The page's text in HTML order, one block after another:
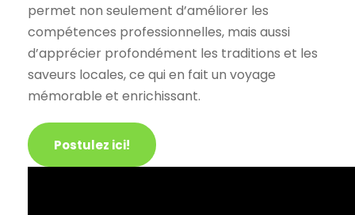
permet non seulement d’améliorer les
compétences professionnelles, mais aussi
d’apprécier profondément les traditions et les
saveurs locales, ce qui en fait un voyage
mémorable et enrichissant.
Postulez ici!